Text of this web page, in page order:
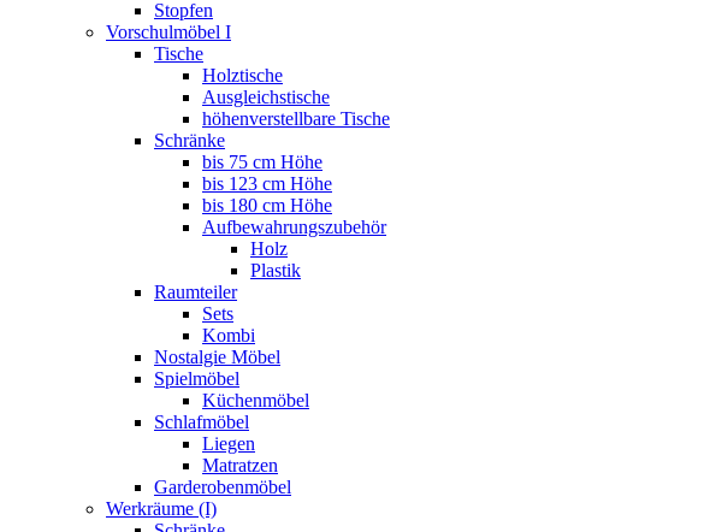
Stopfen
Vorschulmöbel I
Tische
Holztische
Ausgleichstische
höhenverstellbare Tische
Schränke
bis 75 cm Höhe
bis 123 cm Höhe
bis 180 cm Höhe
Aufbewahrungszubehör
Holz
Plastik
Raumteiler
Sets
Kombi
Nostalgie Möbel
Spielmöbel
Küchenmöbel
Schlafmöbel
Liegen
Matratzen
Garderobenmöbel
Werkräume (I)